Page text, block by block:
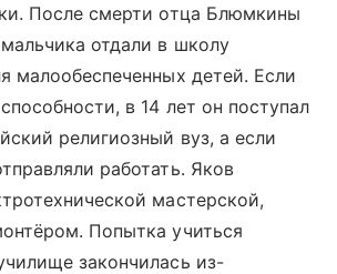
После смерти отца Блюмкины
отдали в школу
малообеспеченных детей. Если
в 14 лет он поступал
религиозный вуз, а если
работать. Яков
мастерской,
Попытка учиться
закончилась из-